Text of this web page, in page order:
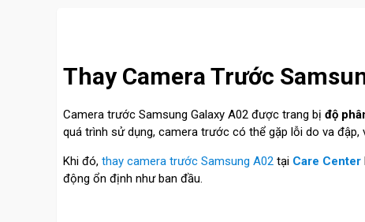
Thay Camera Trước
Camera trước Samsung Galaxy A02 được trang bị độ
quá trình sử dụng, camera trước có thể gặp lỗi do va
Khi đó, thay camera trước Samsung A02 tại Care Center
động ổn định như ban đầu.